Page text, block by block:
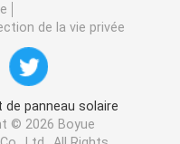
de la vie privée
panneau solaire
© 2026 Boyue